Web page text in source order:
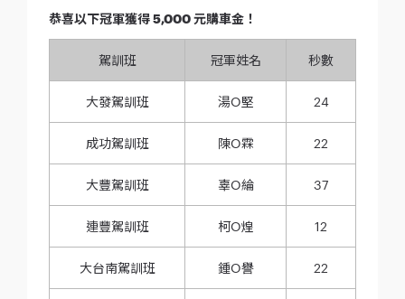
恭喜以下冠軍獲得 5,000 元購車金！
駕訓班 冠軍姓名 秒數
大發駕訓班 湯O堅 24
成功駕訓班 陳O霖 22
大豐駕訓班 辜O綸 37
連豐駕訓班 柯O煌 12
大台南駕訓班 鍾O譽 22